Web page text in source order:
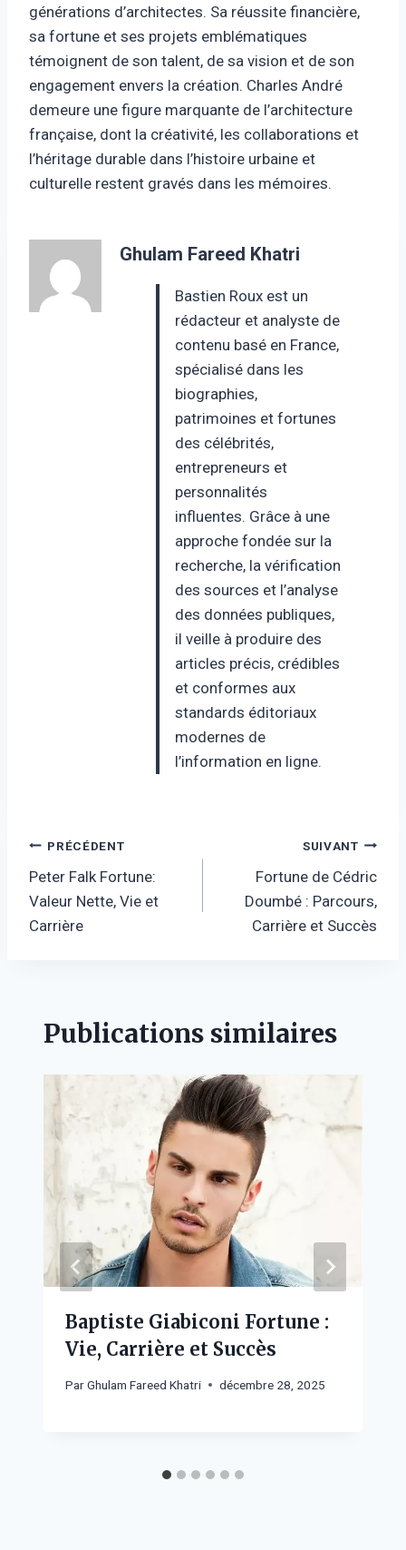
générations d’architectes. Sa réussite financière,
sa fortune et ses projets emblématiques
témoignent de son talent, de sa vision et de son
engagement envers la création. Charles André
demeure une figure marquante de l’architecture
française, dont la créativité, les collaborations et
l’héritage durable dans l’histoire urbaine et
culturelle restent gravés dans les mémoires.
Ghulam Fareed Khatri
Bastien Roux est un
rédacteur et analyste de
contenu basé en France,
spécialisé dans les
biographies,
patrimoines et fortunes
des célébrités,
entrepreneurs et
personnalités
influentes. Grâce à une
approche fondée sur la
recherche, la vérification
des sources et l’analyse
des données publiques,
il veille à produire des
articles précis, crédibles
et conformes aux
standards éditoriaux
modernes de
l’information en ligne.
Navigation
de
l’article
PRÉCÉDENT
Peter Falk Fortune:
Valeur Nette, Vie et
Carrière
SUIVANT
Fortune de Cédric
Doumbé : Parcours,
Carrière et Succès
Publications similaires
Baptiste Giabiconi Fortune :
Vie, Carrière et Succès
ParGhulam Fareed Khatri décembre 28, 2025